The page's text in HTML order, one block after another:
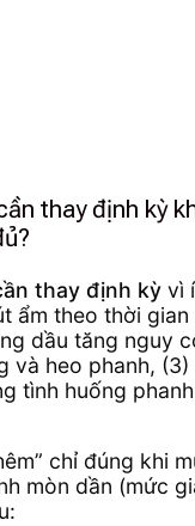
thay định kỳ
thay định kỳ vì
ẩm theo thời
dầu tăng nguy
và heo phanh, (3)
tình huống
chỉ đúng khi
mòn dần (mức